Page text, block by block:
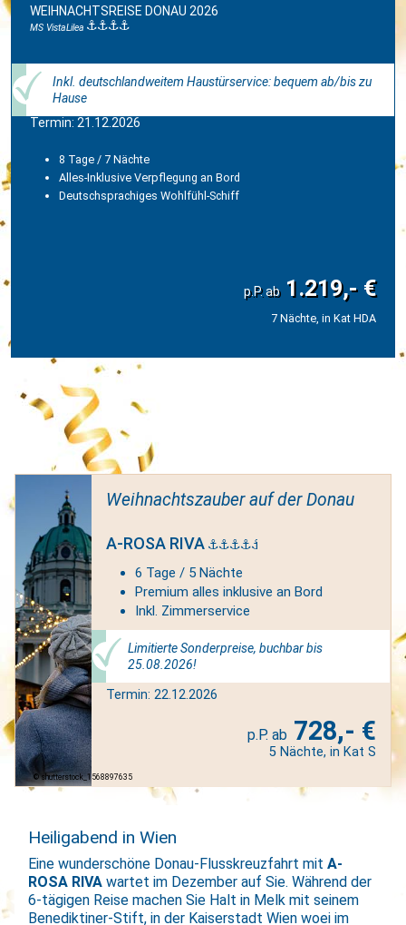
WEIHNACHTSREISE DONAU 2026
MS VistaLilea
Inkl. deutschlandweitem Haustürservice: bequem ab/bis zu
Hause
Termin: 21.12.2026
8 Tage / 7 Nächte
Alles-Inklusive Verpflegung an Bord
Deutschsprachiges Wohlfühl-Schiff
1.219,- €
7 Nächte, in Kat HDA
shutterstock_1568897635
Weihnachtszauber auf der Donau
A-ROSA RIVA
6 Tage / 5 Nächte
Premium alles inklusive an Bord
Inkl. Zimmerservice
Limitierte Sonderpreise, buchbar bis
25.08.2026!
Termin: 22.12.2026
728,- €
5 Nächte, in Kat S
Heiligabend in Wien
Eine wunderschöne Donau-Flusskreuzfahrt mitA-
ROSA RIVA wartet im Dezember auf Sie. Während der
6-tägigen Reise machen Sie Halt in Melk mit seinem
Benediktiner-Stift, in der Kaiserstadt Wien woei im